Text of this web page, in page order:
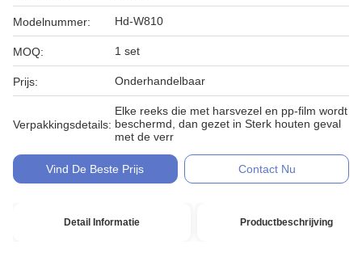
Modelnummer: Hd-W810
MOQ: 1 set
Prijs: Onderhandelbaar
Verpakkingsdetails:
Elke reeks die met harsvezel en pp-film wordt
beschermd, dan gezet in Sterk houten geval
met de verr
Vind De Beste Prijs Contact Nu
Detail Informatie Productbeschrijving